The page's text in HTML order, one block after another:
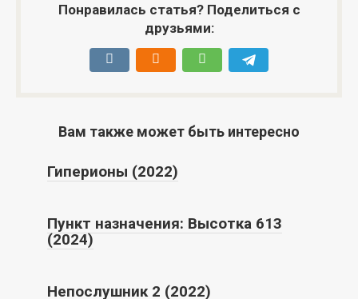
Понравилась статья? Поделиться с
друзьями:
Вам также может быть интересно
Гиперионы (2022)
Пункт назначения: Высотка 613
(2024)
Непослушник 2 (2022)